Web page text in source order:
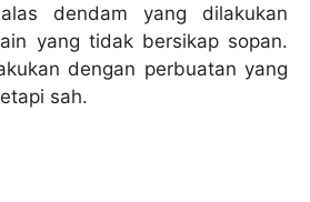
dendam yang dilakukan
yang tidak bersikap sopan.
dengan perbuatan yang
sah.